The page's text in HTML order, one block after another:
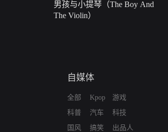
男孩与小提琴（The Boy And
The Violin）
自媒体
全部
科普
国风
Kpop
汽车
搞笑
游戏
科技
出品人